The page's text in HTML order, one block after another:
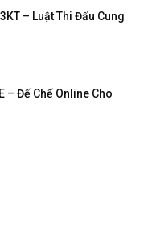
– Luật Thi Đấu Cung
– Đế Chế Online Cho